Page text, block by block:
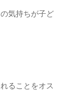
気持ちが子ど
ることをオス